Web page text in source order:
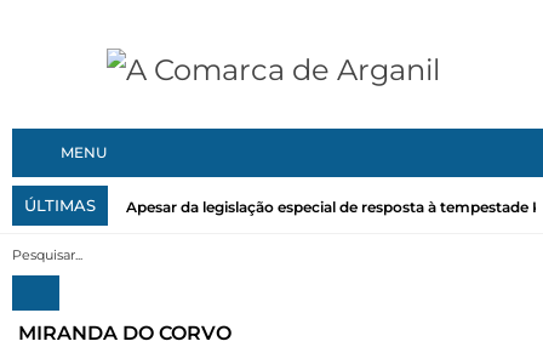
MENU
ÚLTIMAS Apesar da legislação especial de resposta à tempestade
MIRANDA DO CORVO